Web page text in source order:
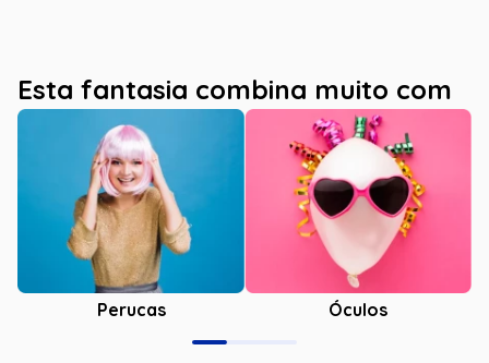
Esta fantasia combina muito com
Perucas Óculos